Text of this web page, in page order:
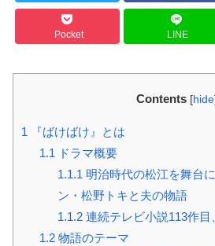
Pocket LINE
Contents [hide]
1 『ばけばけ』とは
1.1 ドラマ概要
1.1.1 明治時代の松江を舞台
ン・松野トキと夫の物語
1.1.2連続テレビ小説113作目
1.2物語のテーマ